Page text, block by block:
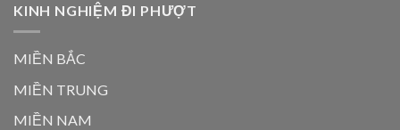
KINH NGHIỆM ĐI PHƯỢT
MIỀN BẮC
MIỀN TRUNG
MIỀN NAM